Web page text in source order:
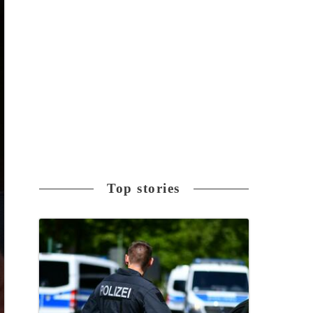
Top stories